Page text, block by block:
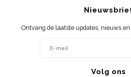
Ontvang de laatste updates, nieuws
Volg ons